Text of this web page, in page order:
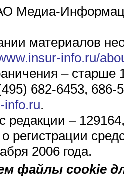
Медиа-
материалов
info.ru/
– старше
682-6453, 686-
info.ru.
редакции –
о регистрации
2006 года.
файлы cookie